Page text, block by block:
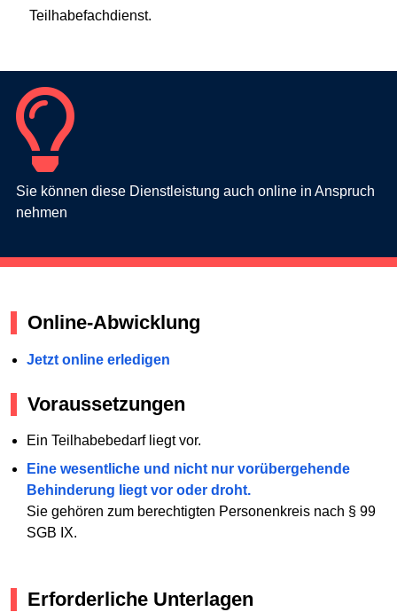
Teilhabefachdienst.
Sie können diese Dienstleistung auch online in Anspruch
nehmen
Online-Abwicklung
Jetzt online erledigen
Voraussetzungen
Ein Teilhabebedarf liegt vor.
Eine wesentliche und nicht nur vorübergehende
Behinderung liegt vor oder droht.
Sie gehören zum berechtigten Personenkreis nach § 99
SGB IX.
Erforderliche Unterlagen